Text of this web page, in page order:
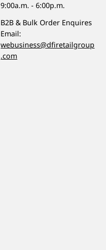
9:00a.m. - 6:00p.m.
B2B & Bulk Order Enquires
Email:
webusiness@dfiretailgroup
.com